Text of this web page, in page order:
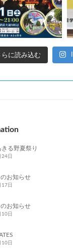
らに読み込む
る野夏祭り
24日
お知らせ
17日
お知らせ
10日
10日